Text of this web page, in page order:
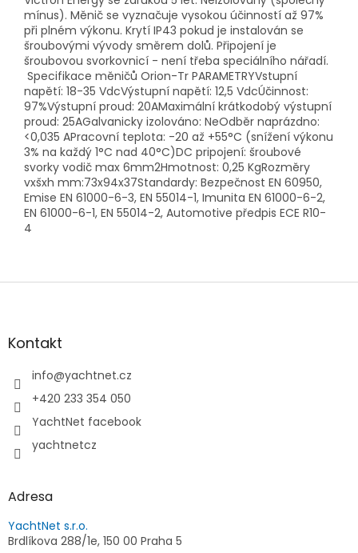
mínus). Měnič se vyznačuje vysokou účinností až 97%
při plném výkonu. Krytí IP43 pokud je instalován se
šroubovými vývody směrem dolů. Připojení je
šroubovou svorkovnicí - není třeba speciálního nářadí.
Specifikace měničů Orion-Tr PARAMETRYVstupní
napětí: 18-35 VdcVýstupní napětí: 12,5 VdcÚčinnost:
97%Výstupní proud: 20AMaximální krátkodobý výstupní
proud: 25AGalvanicky izolováno: NeOdběr naprázdno:
<0,035 APracovní teplota: -20 až +55°C (snížení výkonu
3% na každý 1°C nad 40°C)DC pripojení: šroubové
svorky vodič max 6mm2Hmotnost: 0,25 KgRozměry
vxšxh mm:73x94x37Standardy: Bezpečnost EN 60950,
Emise EN 61000-6-3, EN 55014-1, Imunita EN 61000-6-2,
EN 61000-6-1, EN 55014-2, Automotive předpis ECE R10-
4
Z
aKontakt
info@yachtnet.cz
+420 233 354 050
YachtNet facebook
yachtnetcz
Adresa
YachtNet s.r.o.
Brdlíkova 288/1e, 150 00 Praha 5